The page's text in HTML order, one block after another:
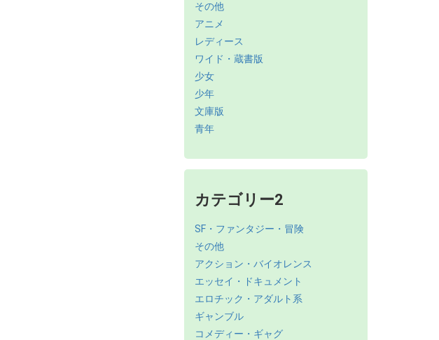
その他
アニメ
レディース
ワイド・蔵書版
少女
少年
文庫版
青年
カテゴリー2
SF・ファンタジー・冒険
その他
アクション・バイオレンス
エッセイ・ドキュメント
エロチック・アダルト系
ギャンブル
コメディー・ギャグ